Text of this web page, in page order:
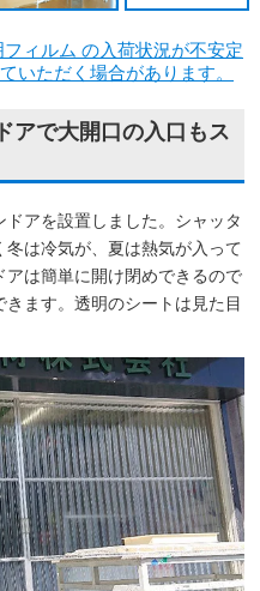
ィルム の入荷状況が不安定
いただく場合があります。
アで大開口の入口もス
アを設置しました。シャッタ
は冷気が、夏は熱気が入って
は簡単に開け閉めできるので
ます。透明のシートは見た目